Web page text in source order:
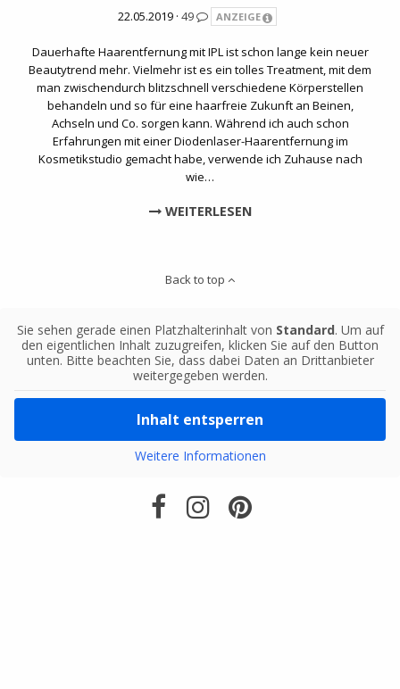
22.05.2019 · 49 ANZEIGE
Dauerhafte Haarentfernung mit IPL ist schon lange kein neuer
Beautytrend mehr. Vielmehr ist es ein tolles Treatment, mit dem
man zwischendurch blitzschnell verschiedene Körperstellen
behandeln und so für eine haarfreie Zukunft an Beinen,
Achseln und Co. sorgen kann. Während ich auch schon
Erfahrungen mit einer Diodenlaser-Haarentfernung im
Kosmetikstudio gemacht habe, verwende ich Zuhause nach
wie…
WEITERLESEN
Back to top
Sie sehen gerade einen Platzhalterinhalt von Standard. Um auf
den eigentlichen Inhalt zuzugreifen, klicken Sie auf den Button
unten. Bitte beachten Sie, dass dabei Daten an Drittanbieter
weitergegeben werden.
Inhalt entsperren
Weitere Informationen